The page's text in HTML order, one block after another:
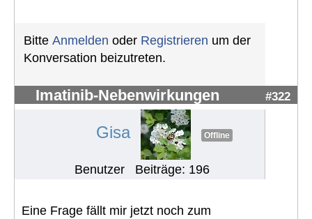
Bitte Anmelden oder Registrieren um der
Konversation beizutreten.
Imatinib-Nebenwirkungen #322
Gisa Offline
Benutzer Beiträge: 196
Eine Frage fällt mir jetzt noch zum